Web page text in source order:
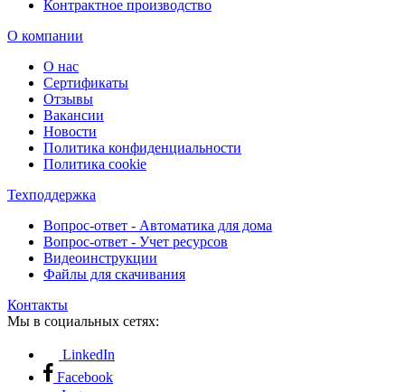
Контрактное производство
О компании
О нас
Сертификаты
Отзывы
Вакансии
Новости
Политика конфиденциальности
Политика cookie
Техподдержка
Вопрос-ответ - Автоматика для дома
Вопрос-ответ - Учет ресурсов
Видеоинструкции
Файлы для скачивания
Контакты
Мы в социальных сетях:
LinkedIn
Facebook